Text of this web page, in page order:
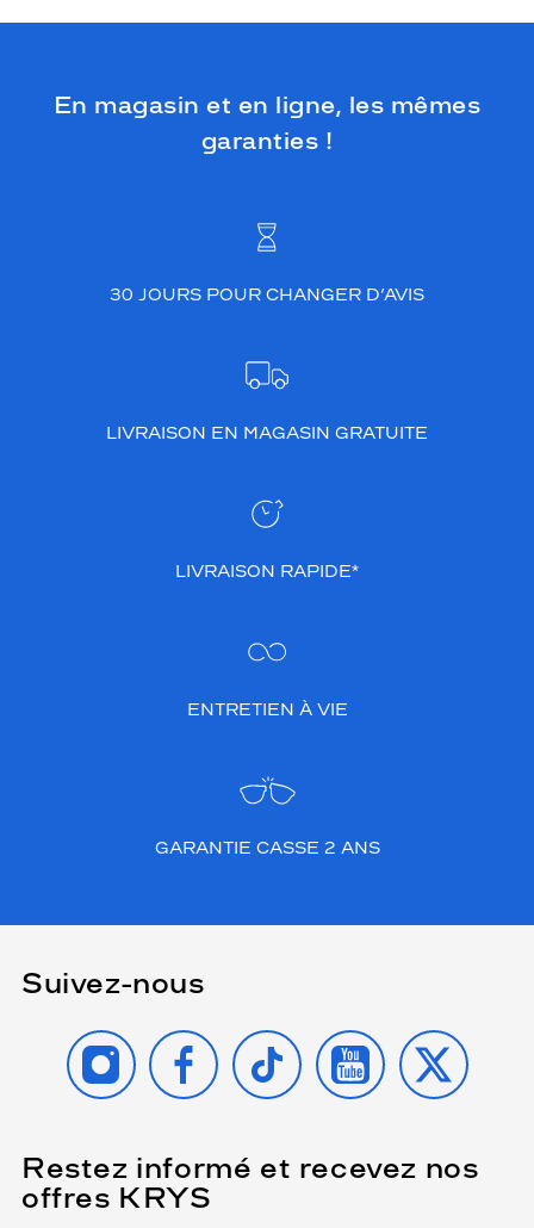
En magasin et en ligne, les mêmes
garanties !
30 JOURS POUR CHANGER D’AVIS
LIVRAISON EN MAGASIN GRATUITE
LIVRAISON RAPIDE*
ENTRETIEN À VIE
GARANTIE CASSE 2 ANS
Suivez-nous
INSTAGRAMFACEBOOK
TIKTOK YOUTUBE
X
Restez informé et recevez nos
offres KRYS
Name
(Ce
champ
est
obligatoire)